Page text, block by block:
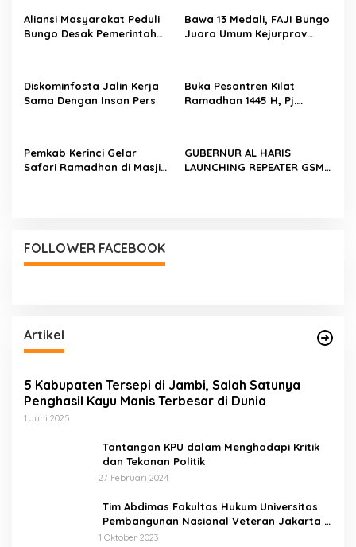
i
s
Aliansi Masyarakat Peduli
Bungo Desak Pemerintah
Bawa 13 Medali, FAJI Bungo
Juara Umum Kejurprov
Diskominfosta Jalin Kerja
Sama Dengan Insan Pers
Buka Pesantren Kilat
Ramadhan 1445 H, Pj.
Kerinci
Pemkab Kerinci Gelar
Safari Ramadhan di Masjid
GUBERNUR AL HARIS
LAUNCHING REPEATER GSM
FOLLOWER FACEBOOK
Artikel
5 Kabupaten Tersepi di Jambi, Salah Satunya
Penghasil Kayu Manis Terbesar di Dunia
1 Juni 2025
Tantangan KPU dalam Menghadapi Kritik
dan Tekanan Politik
27 Februari 2024
Tim Abdimas Fakultas Hukum Universitas
Pembangunan Nasional Veteran Jakarta
Melakukan Pendampingan dan
1 Oktober 2023